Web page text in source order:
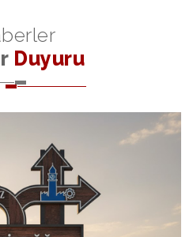
Duyuru